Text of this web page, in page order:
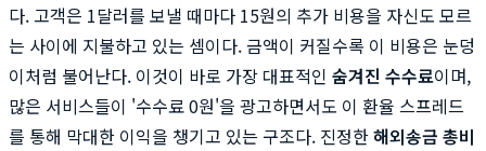
다. 고객은 1달러를 보낼 때마다 15원의 추가 비용을 자신도 모르
는 사이에 지불하고 있는 셈이다. 금액이 커질수록 이 비용은 눈덩
이처럼 불어난다. 이것이 바로 가장 대표적인 숨겨진 수수료이며,
많은 서비스들이 '수수료 0원'을 광고하면서도 이 환율 스프레드
를 통해 막대한 이익을 챙기고 있는 구조다. 진정한해외송금 총비